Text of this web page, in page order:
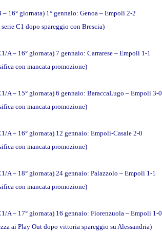
– 16° giornata) 1° gennaio: Genoa – Empoli 2-2
C1 dopo spareggio con Brescia)
A – 16° giornata) 7 gennaio: Carrarese – Empoli 1-1
con mancata promozione)
A – 15° giornata) 6 gennaio: BaraccaLugo – Empoli 3-0
con mancata promozione)
A – 16° giornata) 12 gennaio: Empoli-Casale 2-0
con mancata promozione)
A – 18° giornata) 24 gennaio: Palazzolo – Empoli 1-1
con mancata promozione)
A – 17° giornata) 16 gennaio: Fiorenzuola – Empoli 1-0
ai Play Out dopo vittoria spareggio su Alessandria)